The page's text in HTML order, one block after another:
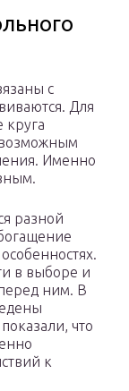
с
Для
круга
возможным
Именно
разной
в выборе и
ним. В
что
к